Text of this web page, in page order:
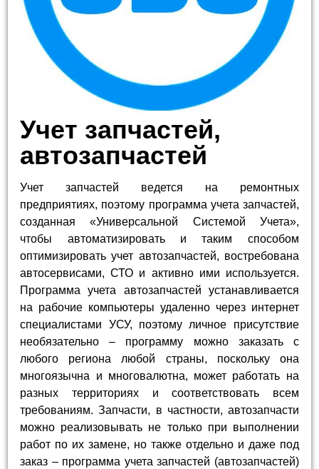
Учет запчастей,
автозапчастей
Учет запчастей ведется на ремонтных
предприятиях, поэтому программа учета запчастей,
созданная «Универсальной Системой Учета»,
чтобы автоматизировать и таким способом
оптимизировать учет автозапчастей, востребована
автосервисами, СТО и активно ими используется.
Программа учета автозапчастей устанавливается
на рабочие компьютеры удаленно через интернет
специалистами УСУ, поэтому личное присутствие
необязательно – программу можно заказать с
любого региона любой страны, поскольку она
многоязычна и многовалютна, может работать на
разных территориях и соответствовать всем
требованиям. Запчасти, в частности, автозапчасти
можно реализовывать не только при выполнении
работ по их замене, но также отдельно и даже под
заказ – программа учета запчастей (автозапчастей)